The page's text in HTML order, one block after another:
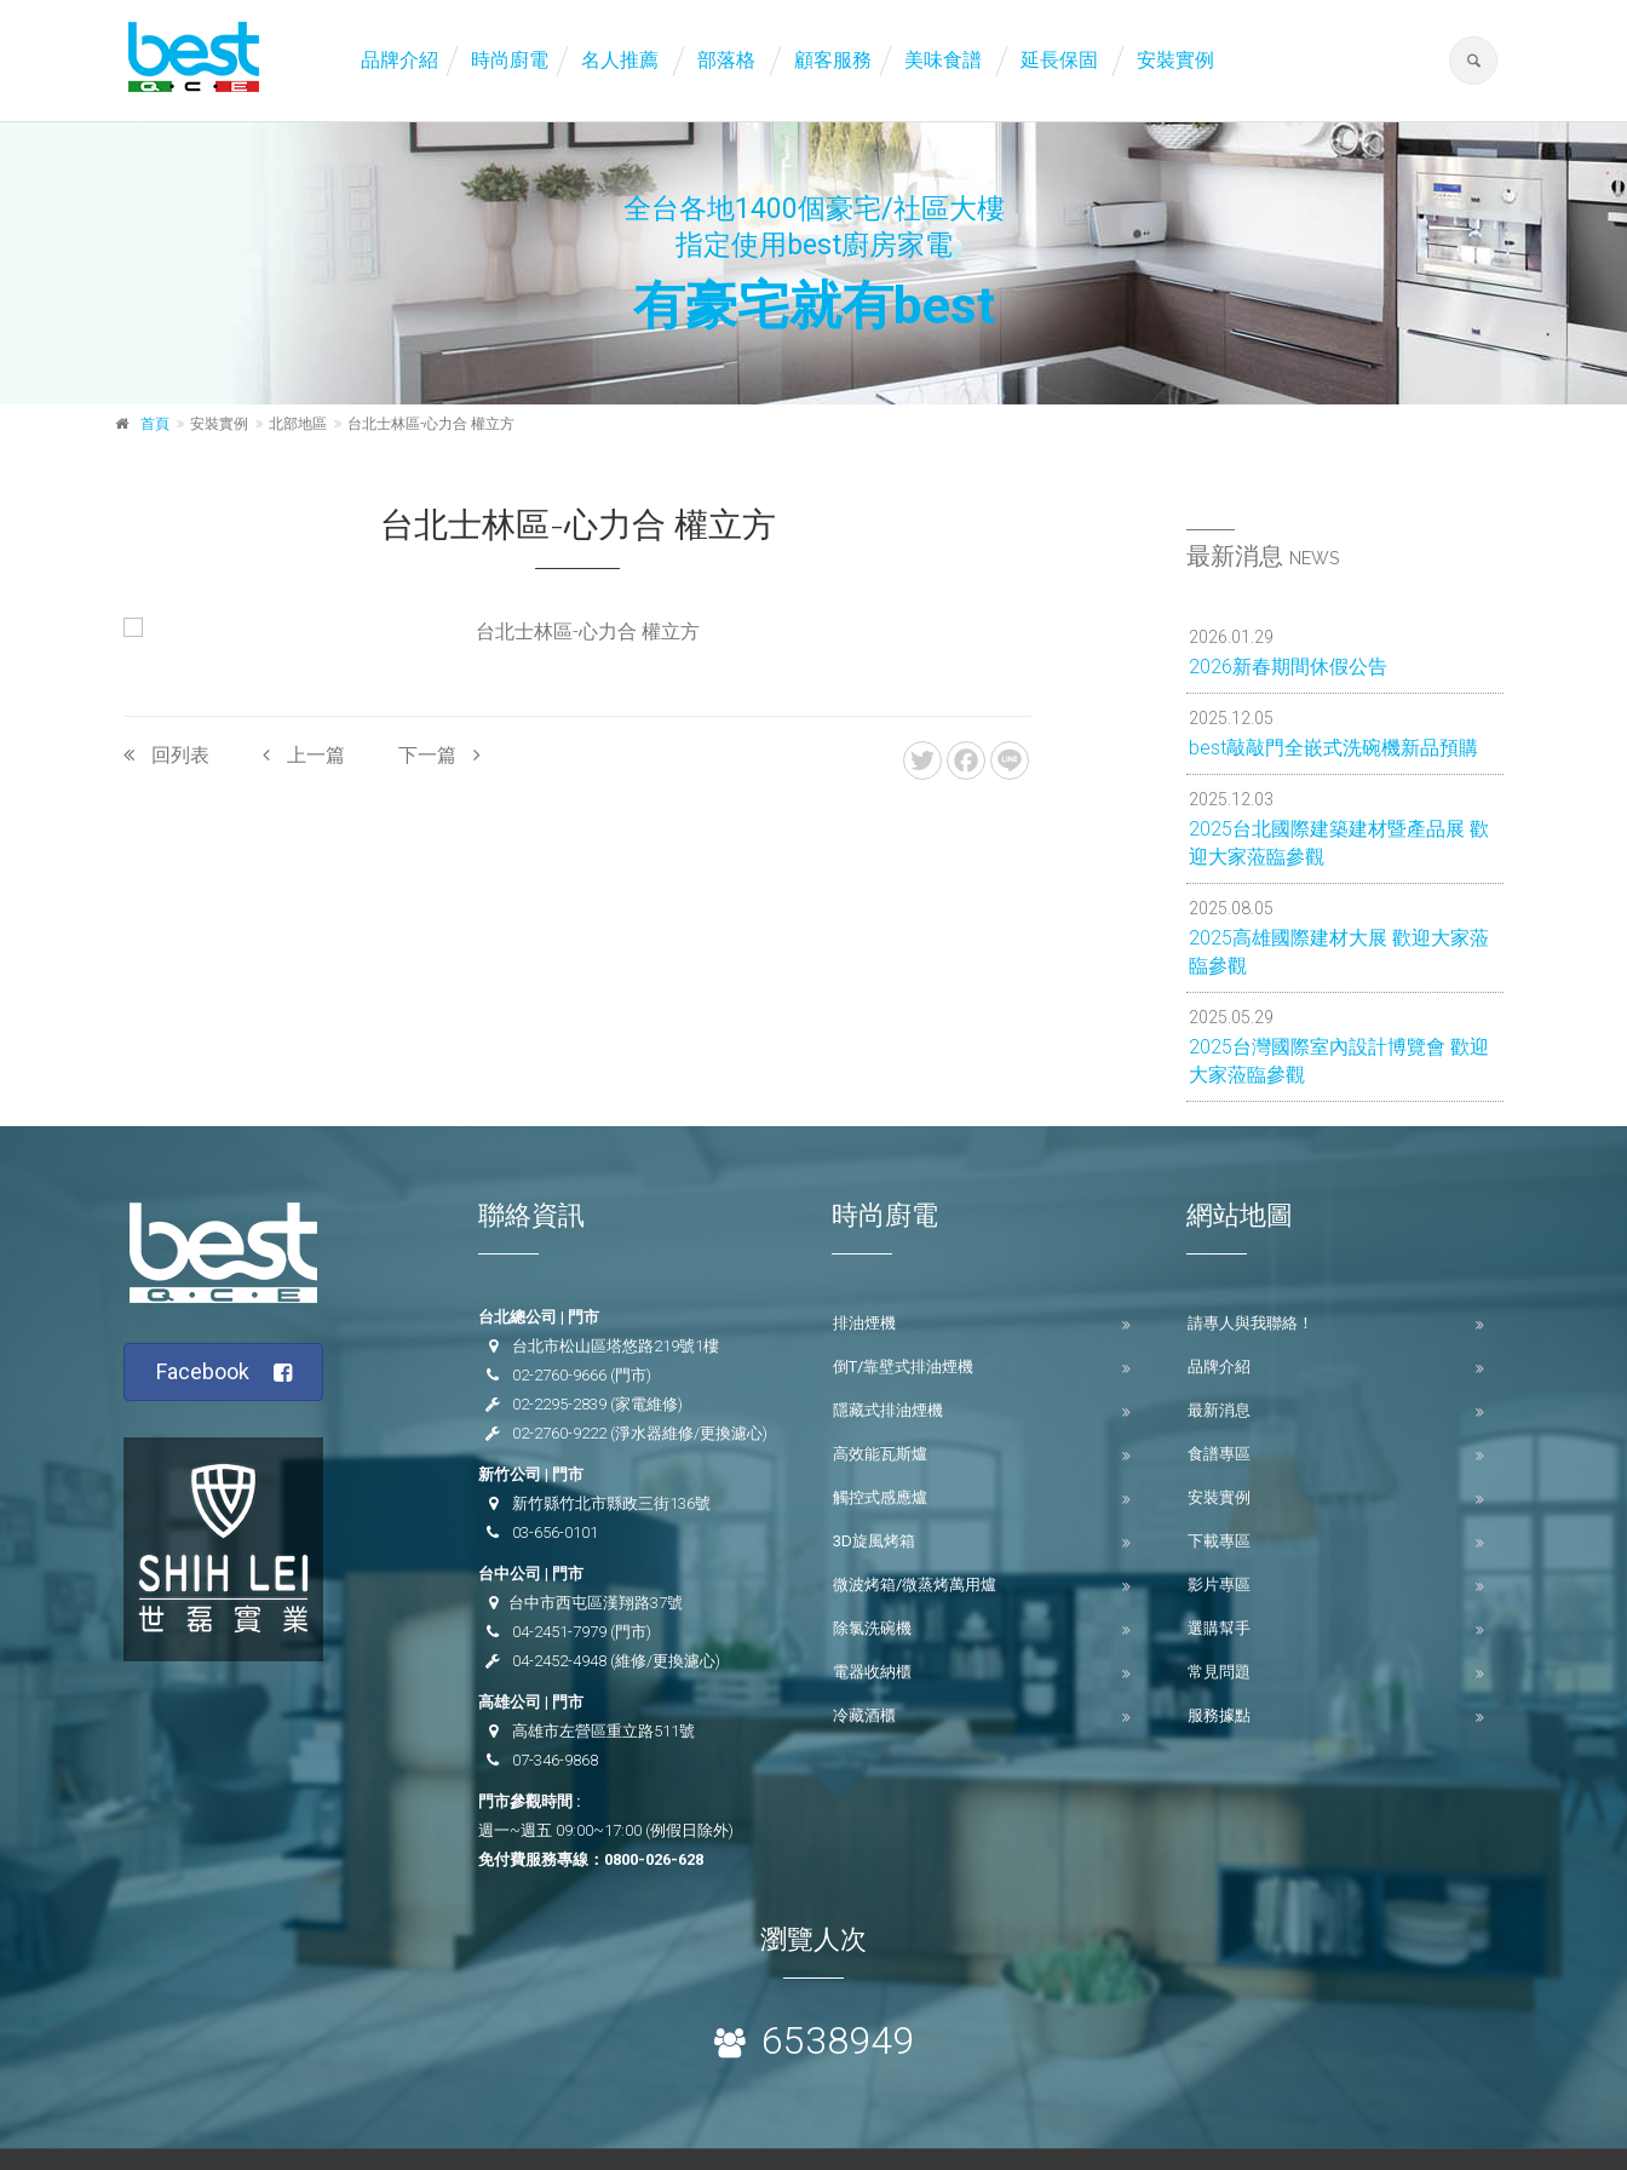
品牌介紹 時尚廚電 名人推薦 部落格 顧客服務 美味食譜 延長保固 安裝實例
全台各地1400個豪宅/社區大樓
指定使用best廚房家電
有豪宅就有best
首頁 安裝實例 北部地區 台北士林區-心力合 權立方
台北士林區-心力合 權立方
回列表 上一篇 下一篇
最新消息 NEWS
2026.01.29
2026新春期間休假公告
2025.12.05
best敲敲門全嵌式洗碗機新品預購
2025.12.03
2025台北國際建築建材暨產品展 歡
迎大家蒞臨參觀
2025.08.05
2025高雄國際建材大展 歡迎大家蒞
臨參觀
2025.05.29
2025台灣國際室內設計博覽會 歡迎
大家蒞臨參觀
Facebook
聯絡資訊
台北總公司 | 門市
台北市松山區塔悠路219號1樓
02-2760-9666(門市)
02-2295-2839(家電維修)
02-2760-9222(淨水器維修/更換濾心)
新竹公司 | 門市
新竹縣竹北市縣政三街136號
03-656-0101
台中公司 | 門市
台中市西屯區漢翔路37號
04-2451-7979(門市)
04-2452-4948(維修/更換濾心)
高雄公司 | 門市
高雄市左營區重立路511號
07-346-9868
門市參觀時間 :
週一~週五 09:00~17:00 (例假日除外)
免付費服務專線： 0800-026-628
時尚廚電
排油煙機
倒T/靠壁式排油煙機
隱藏式排油煙機
高效能瓦斯爐
觸控式感應爐
3D旋風烤箱
微波烤箱/微蒸烤萬用爐
除氯洗碗機
電器收納櫃
冷藏酒櫃
網站地圖
請專人與我聯絡！
品牌介紹
最新消息
食譜專區
安裝實例
下載專區
影片專區
選購幫手
常見問題
服務據點
瀏覽人次
6538949